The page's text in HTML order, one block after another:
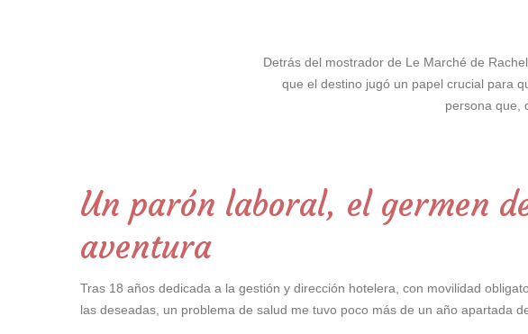
Detrás del mostrador de Le Marché de
que el destino jugó un papel crucial para
persona que,
Un parón laboral, el germen
aventura
Tras 18 años dedicada a la gestión y dirección hotelera, con movilidad
las deseadas, un problema de salud me tuvo poco más de un año apartada